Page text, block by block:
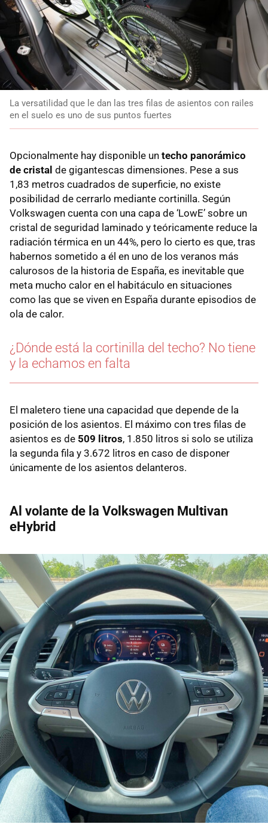
La versatilidad que le dan las tres filas de asientos con railes
en el suelo es uno de sus puntos fuertes
Opcionalmente hay disponible un techo panorámico
de cristal de gigantescas dimensiones. Pese a sus
1,83 metros cuadrados de superficie, no existe
posibilidad de cerrarlo mediante cortinilla. Según
Volkswagen cuenta con una capa de ‘LowE’ sobre un
cristal de seguridad laminado y teóricamente reduce la
radiación térmica en un 44%, pero lo cierto es que, tras
habernos sometido a él en uno de los veranos más
calurosos de la historia de España, es inevitable que
meta mucho calor en el habitáculo en situaciones
como las que se viven en España durante episodios de
ola de calor.
¿Dónde está la cortinilla del techo? No tiene
y la echamos en falta
El maletero tiene una capacidad que depende de la
posición de los asientos. El máximo con tres filas de
asientos es de 509 litros, 1.850 litros si solo se utiliza
la segunda fila y 3.672 litros en caso de disponer
únicamente de los asientos delanteros.
Al volante de la Volkswagen Multivan
eHybrid